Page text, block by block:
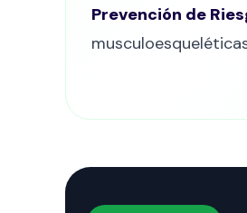
Prevención de